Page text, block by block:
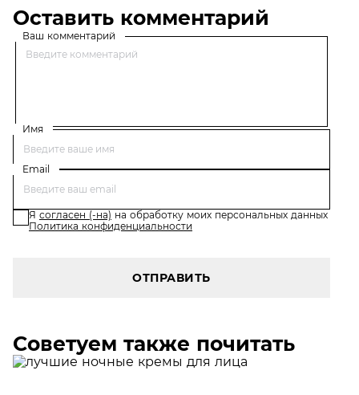
Оставить комментарий
Ваш комментарий
Имя
Email
Я согласен (-на) на обработку моих персональных данных
Политика конфиденциальности
ОТПРАВИТЬ
Советуем также почитать